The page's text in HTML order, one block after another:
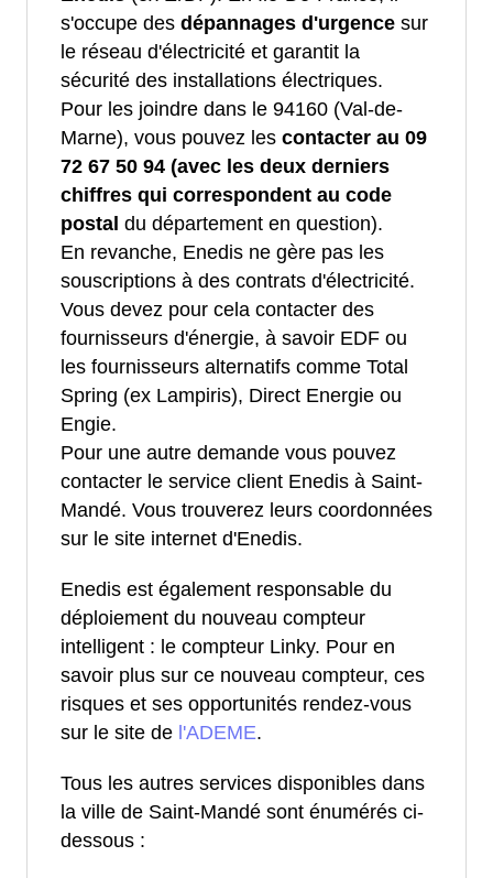
s'occupe des dépannages d'urgence sur
le réseau d'électricité et garantit la
sécurité des installations électriques.
Pour les joindre dans le 94160 (Val-de-
Marne), vous pouvez les contacter au 09
72 67 50 94 (avec les deux derniers
chiffres qui correspondent au code
postal du département en question).
En revanche, Enedis ne gère pas les
souscriptions à des contrats d'électricité.
Vous devez pour cela contacter des
fournisseurs d'énergie, à savoir EDF ou
les fournisseurs alternatifs comme Total
Spring (ex Lampiris), Direct Energie ou
Engie.
Pour une autre demande vous pouvez
contacter le service client Enedis à Saint-
Mandé. Vous trouverez leurs coordonnées
sur le site internet d'Enedis.
Enedis est également responsable du
déploiement du nouveau compteur
intelligent : le compteur Linky. Pour en
savoir plus sur ce nouveau compteur, ces
risques et ses opportunités rendez-vous
sur le site de l'ADEME.
Tous les autres services disponibles dans
la ville de Saint-Mandé sont énumérés ci-
dessous :